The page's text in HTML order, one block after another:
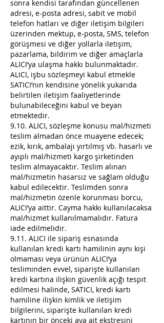
sonra kendisi tarafından güncellenen
adresi, e-posta adresi, sabit ve mobil
telefon hatları ve diğer iletişim bilgileri
üzerinden mektup, e-posta, SMS, telefon
görüşmesi ve diğer yollarla iletişim,
pazarlama, bildirim ve diğer amaçlarla
ALICI’ya ulaşma hakkı bulunmaktadır.
ALICI, işbu sözleşmeyi kabul etmekle
SATICI’nın kendisine yönelik yukarıda
belirtilen iletişim faaliyetlerinde
bulunabileceğini kabul ve beyan
etmektedir.
9.10. ALICI, sözleşme konusu mal/hizmeti
teslim almadan önce muayene edecek;
ezik, kırık, ambalajı yırtılmış vb. hasarlı ve
ayıplı mal/hizmeti kargo şirketinden
teslim almayacaktır. Teslim alınan
mal/hizmetin hasarsız ve sağlam olduğu
kabul edilecektir. Teslimden sonra
mal/hizmetin özenle korunması borcu,
ALICI’ya aittir. Cayma hakkı kullanılacaksa
mal/hizmet kullanılmamalıdır. Fatura
iade edilmelidir.
9.11. ALICI ile sipariş esnasında
kullanılan kredi kartı hamilinin aynı kişi
olmaması veya ürünün ALICI’ya
tesliminden evvel, siparişte kullanılan
kredi kartına ilişkin güvenlik açığı tespit
edilmesi halinde, SATICI, kredi kartı
hamiline ilişkin kimlik ve iletişim
bilgilerini, siparişte kullanılan kredi
kartının bir önceki aya ait ekstresini